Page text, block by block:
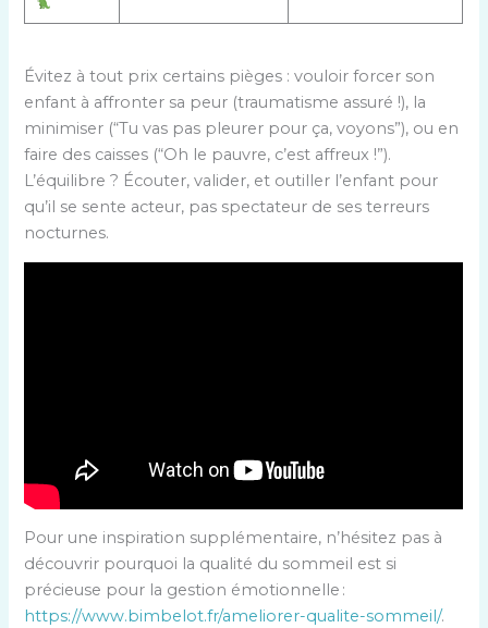
Évitez à tout prix certains pièges : vouloir forcer son
enfant à affronter sa peur (traumatisme assuré !), la
minimiser (“Tu vas pas pleurer pour ça, voyons”), ou en
faire des caisses (“Oh le pauvre, c’est affreux !”).
L’équilibre ? Écouter, valider, et outiller l’enfant pour
qu’il se sente acteur, pas spectateur de ses terreurs
nocturnes.
Pour une inspiration supplémentaire, n’hésitez pas à
découvrir pourquoi la qualité du sommeil est si
précieuse pour la gestion émotionnelle :
https://www.bimbelot.fr/ameliorer-qualite-sommeil/.